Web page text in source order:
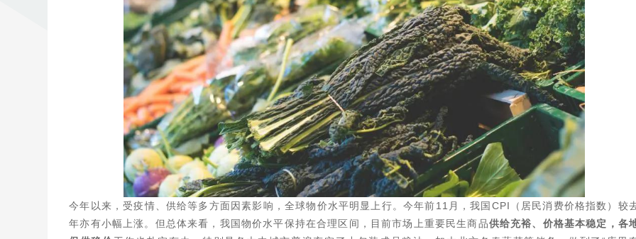
今年以来，受疫情、供给等多方面因素影响，全球物价水平明显上行。今年前11月，我国CPI（居民消费价格指数）较
年亦有小幅上涨。但总体来看，我国物价水平保持在合理区间，目前市场上重要民生商品供给充裕、价格基本稳定，各